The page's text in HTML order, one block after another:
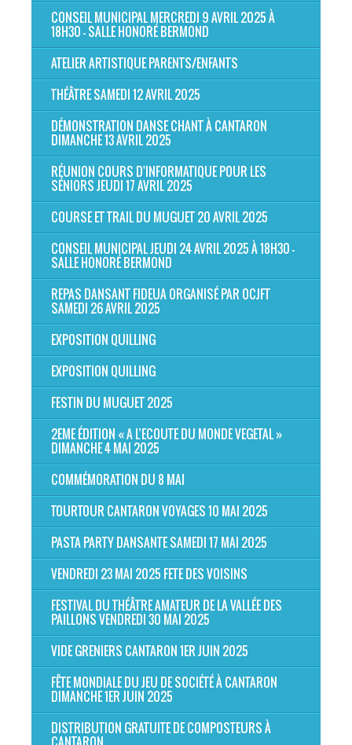
CONSEIL MUNICIPAL MERCREDI 9 AVRIL 2025 À
18H30 - SALLE HONORÉ BERMOND
ATELIER ARTISTIQUE PARENTS/ENFANTS
THÉÂTRE SAMEDI 12 AVRIL 2025
DÉMONSTRATION DANSE CHANT À CANTARON
DIMANCHE 13 AVRIL 2025
RÉUNION COURS D'INFORMATIQUE POUR LES
SÉNIORS JEUDI 17 AVRIL 2025
COURSE ET TRAIL DU MUGUET 20 AVRIL 2025
CONSEIL MUNICIPAL JEUDI 24 AVRIL 2025 À 18H30 -
SALLE HONORÉ BERMOND
REPAS DANSANT FIDEUA ORGANISÉ PAR OCJFT
SAMEDI 26 AVRIL 2025
EXPOSITION QUILLING
EXPOSITION QUILLING
FESTIN DU MUGUET 2025
2EME ÉDITION « A L’ECOUTE DU MONDE VEGETAL »
DIMANCHE 4 MAI 2025
COMMÉMORATION DU 8 MAI
TOURTOUR CANTARON VOYAGES 10 MAI 2025
PASTA PARTY DANSANTE SAMEDI 17 MAI 2025
VENDREDI 23 MAI 2025 FETE DES VOISINS
FESTIVAL DU THÉÂTRE AMATEUR DE LA VALLÉE DES
PAILLONS VENDREDI 30 MAI 2025
VIDE GRENIERS CANTARON 1ER JUIN 2025
FÊTE MONDIALE DU JEU DE SOCIÉTÉ À CANTARON
DIMANCHE 1ER JUIN 2025
DISTRIBUTION GRATUITE DE COMPOSTEURS À